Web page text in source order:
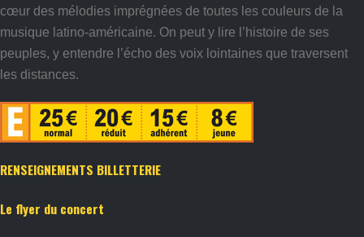
cœur des mélodies imprégnées de toutes les couleurs de la
musique latino-américaine. On peut y lire l’histoire de ses
peuples, y entendre l’écho des voix lointaines que traversent
les distances.
RENSEIGNEMENTS BILLETTERIE
Le flyer du concert